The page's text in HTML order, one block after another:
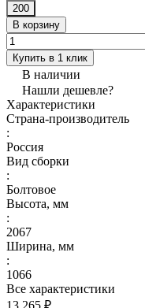
200
В корзину
Купить в 1 клик
В наличии
Нашли дешевле?
Характеристики
Страна-производитель
:
Россия
Вид сборки
:
Болтовое
Высота, мм
:
2067
Ширина, мм
:
1066
Все характеристики
13 265 ₽